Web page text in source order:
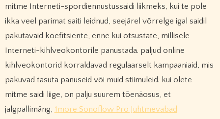
mitme Interneti-spordiennustussaidi liikmeks, kui te pole
ikka veel parimat saiti leidnud, seejärel võrrelge igal saidil
pakutavaid koefitsiente, enne kui otsustate, millisele
Interneti-kihlveokontorile panustada. paljud online
kihlveokontorid korraldavad regulaarselt kampaaniaid, mis
pakuvad tasuta panuseid või muid stiimuleid. kui olete
mitme saidi liige, on palju suurem tõenäosus, et
jalgpallimäng, 1more Sonoflow Pro Juhtmevabad